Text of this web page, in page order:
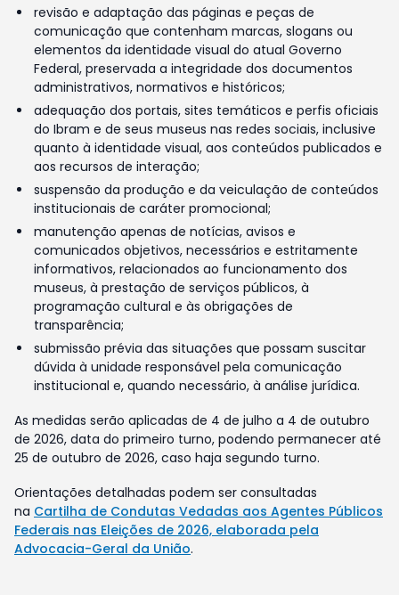
revisão e adaptação das páginas e peças de
comunicação que contenham marcas, slogans ou
elementos da identidade visual do atual Governo
Federal, preservada a integridade dos documentos
administrativos, normativos e históricos;
adequação dos portais, sites temáticos e perfis oficiais
do Ibram e de seus museus nas redes sociais, inclusive
quanto à identidade visual, aos conteúdos publicados e
aos recursos de interação;
suspensão da produção e da veiculação de conteúdos
institucionais de caráter promocional;
manutenção apenas de notícias, avisos e
comunicados objetivos, necessários e estritamente
informativos, relacionados ao funcionamento dos
museus, à prestação de serviços públicos, à
programação cultural e às obrigações de
transparência;
submissão prévia das situações que possam suscitar
dúvida à unidade responsável pela comunicação
institucional e, quando necessário, à análise jurídica.
As medidas serão aplicadas de 4 de julho a 4 de outubro
de 2026, data do primeiro turno, podendo permanecer até
25 de outubro de 2026, caso haja segundo turno.
Orientações detalhadas podem ser consultadas
na Cartilha de Condutas Vedadas aos Agentes Públicos
Federais nas Eleições de 2026, elaborada pela
Advocacia-Geral da União.